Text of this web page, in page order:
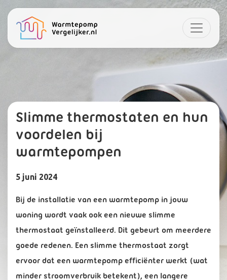
Slimme thermostaten en hun
voordelen bij
warmtepompen
5 juni 2024
Bij de installatie van een warmtepomp in jouw
woning wordt vaak ook een nieuwe slimme
thermostaat geïnstalleerd. Dit gebeurt om meerdere
goede redenen. Een slimme thermostaat zorgt
ervoor dat een warmtepomp efficiënter werkt (wat
minder stroomverbruik betekent), een langere